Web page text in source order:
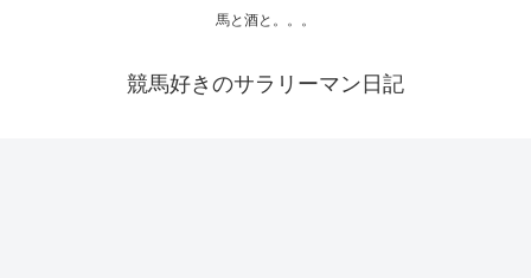
馬と酒と。。。
競馬好きのサラリーマン日記